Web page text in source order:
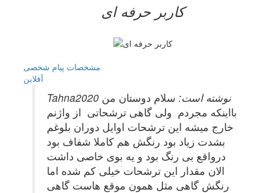
کاربر حرفه ای
مشخصات پیام شخصی
آفلاين
Tahna2020 نوشته است: سلام دوستان من
بااینکه مجردم ولی گاهی ترشحاتی از واژنم
خارج میشه این ترشحات اوایل دوران بلوغم
بشدت زیاد بود رنگش هم کاملا شفاف بود
درواقع بی رنگ بود و یه بوی خاصی داشت
الان مقدار این ترشحات خیلی کم شده اما
رنگش گاهی مثل همون موقع هاست گاهی